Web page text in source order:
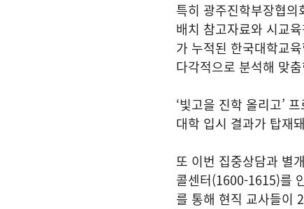
특히 광주진학부장협
배치 참고자료와 시교
가 누적된 한국대학교
다각적으로 분석해 맞
‘빛고을 진학 올리고’
대학 입시 결과가 탑재
또 이번 집중상담과 별
콜센터(1600-1615)를
를 통해 현직 교사들이